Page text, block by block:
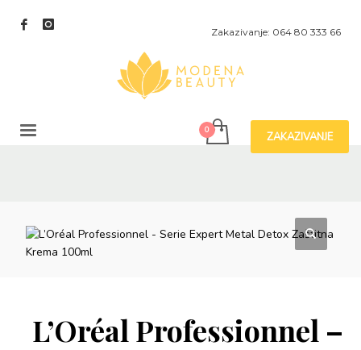
Zakazivanje: 064 80 333 66
ZAKAZIVANJE
L’Oréal Professionnel –